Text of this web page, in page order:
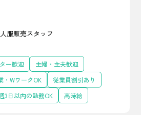
服販売スタッフ
ー歓迎
主婦・主夫歓迎
・WワークOK
従業員割引あり
3日以内の勤務OK 高時給